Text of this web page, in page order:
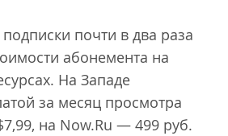
почти в два раза
абонемента на
На Западе
за месяц просмотра
на Now.Ru — 499 руб.